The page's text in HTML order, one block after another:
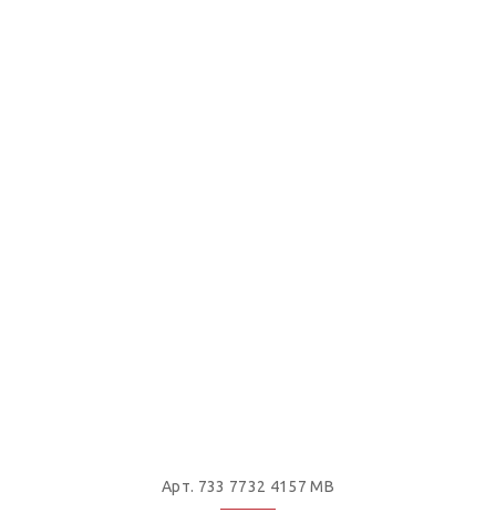
Арт. 733 7732 4157 MB